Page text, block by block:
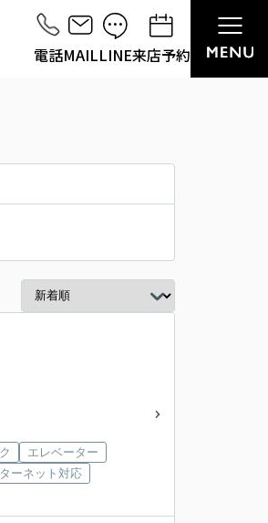
電話MAILLINE来店予約
エレベーター
ーネット対応